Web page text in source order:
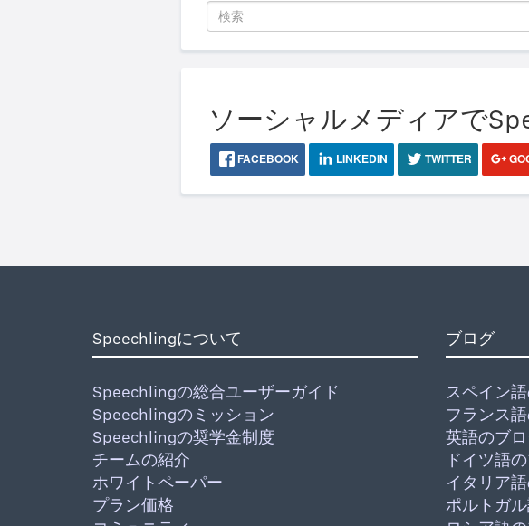
ソーシャルメディアで
FACEBOOK LINKEDIN TWITTER
Speechlingについて
Speechlingの総合ユーザーガイド
Speechlingのミッション
Speechlingの奨学金制度
チームの紹介
ホワイトペーパー
プラン価格
ブログ
スペイン
フランス
英語のブ
ドイツ語
イタリア
ポルトガ